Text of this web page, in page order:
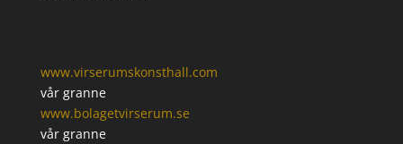
www.virserumskonsthall.com
vår granne
www.bolagetvirserum.se
vår granne